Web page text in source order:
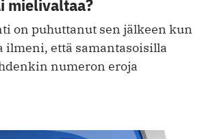
mielivaltaa?
on puhuttanut sen jälkeen kun
ilmeni, että samantasoisilla
numeron eroja